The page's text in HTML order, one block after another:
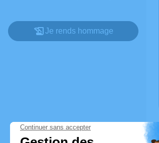
Je rends hommage